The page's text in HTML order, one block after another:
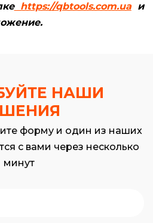
https://qbtools.com.uaи
НАШИ
форму и один из наших
с вами через несколько
минут